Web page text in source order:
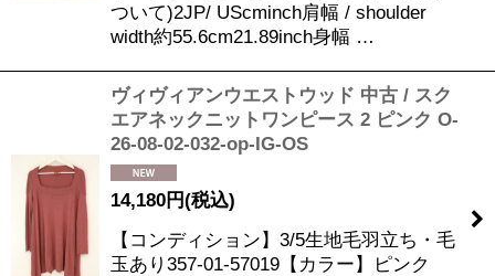
ついて)2JP/ UScminch肩幅 / shoulder
width約55.6cm21.89inch身幅 …
ヴィヴィアンウエストウッド 中古 / スク
エアネックニットワンピース 2 ピンク O-
26-08-02-032-op-IG-OS
14,180円(税込)
【コンディション】3/5生地毛羽立ち・毛
玉あり357-01-57019【カラー】ピンク